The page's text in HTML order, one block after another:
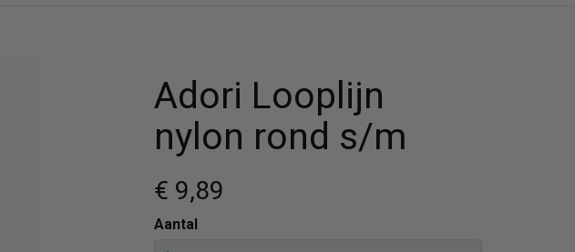
Vul hem met producten.
Adori Looplijn
nylon rond s/m
€ 9,89
Aantal